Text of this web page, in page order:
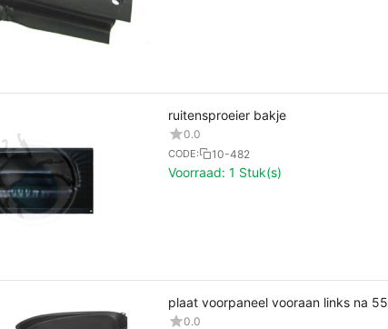
ruitensproeier bakje
0.0
CODE: 10-482
Voorraad: 1 Stuk(s)
plaat voorpaneel vooraan links na 55
0.0